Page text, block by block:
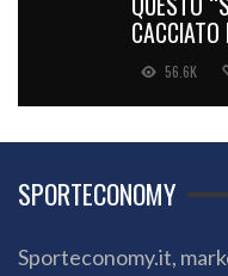
56.6K
SPORTECONOMY
Sporteconomy.it,